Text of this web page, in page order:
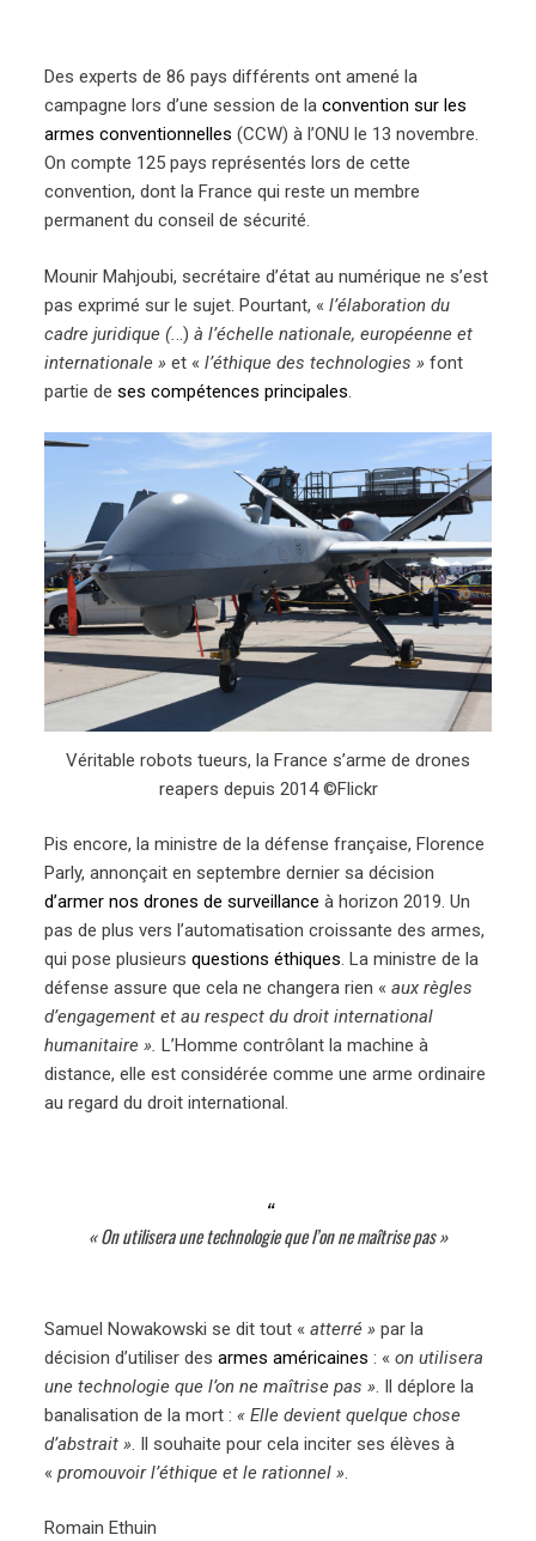
Des experts de 86 pays différents ont amené la
campagne lors d’une session de laconvention sur les
armes conventionnelles (CCW) à l’ONU le 13 novembre.
On compte 125 pays représentés lors de cette
convention, dont la France qui reste un membre
permanent du conseil de sécurité.
Mounir Mahjoubi, secrétaire d’état au numérique ne s’est
pas exprimé sur le sujet. Pourtant, «l’élaboration du
cadre juridique (...)à l’échelle nationale, européenne et
internationale » et «l’éthique des technologies » font
partie deses compétences principales.
Véritable robots tueurs, la France s’arme de drones
reapers depuis 2014 ©Flickr
Pis encore, la ministre de la défense française, Florence
Parly, annonçait en septembre dernier sa décision
d’armer nos drones de surveillance à horizon 2019. Un
pas de plus vers l’automatisation croissante des armes,
qui pose plusieursquestions éthiques. La ministre de la
défense assure que cela ne changera rien «aux règles
d’engagement et au respect du droit international
humanitaire ».L’Homme contrôlant la machine à
distance, elle est considérée comme une arme ordinaire
au regard du droit international.
« On utilisera une technologie que l’on ne maîtrise pas »
Samuel Nowakowski se dit tout «atterré »par la
décision d’utiliser desarmes américaines : «on utilisera
une technologie que l’on ne maîtrise pas ». Il déplore la
banalisation de la mort : « Elle devient quelque chose
d’abstrait ». Il souhaite pour cela inciter ses élèves à
«promouvoir l’éthique et le rationnel ».
Romain Ethuin